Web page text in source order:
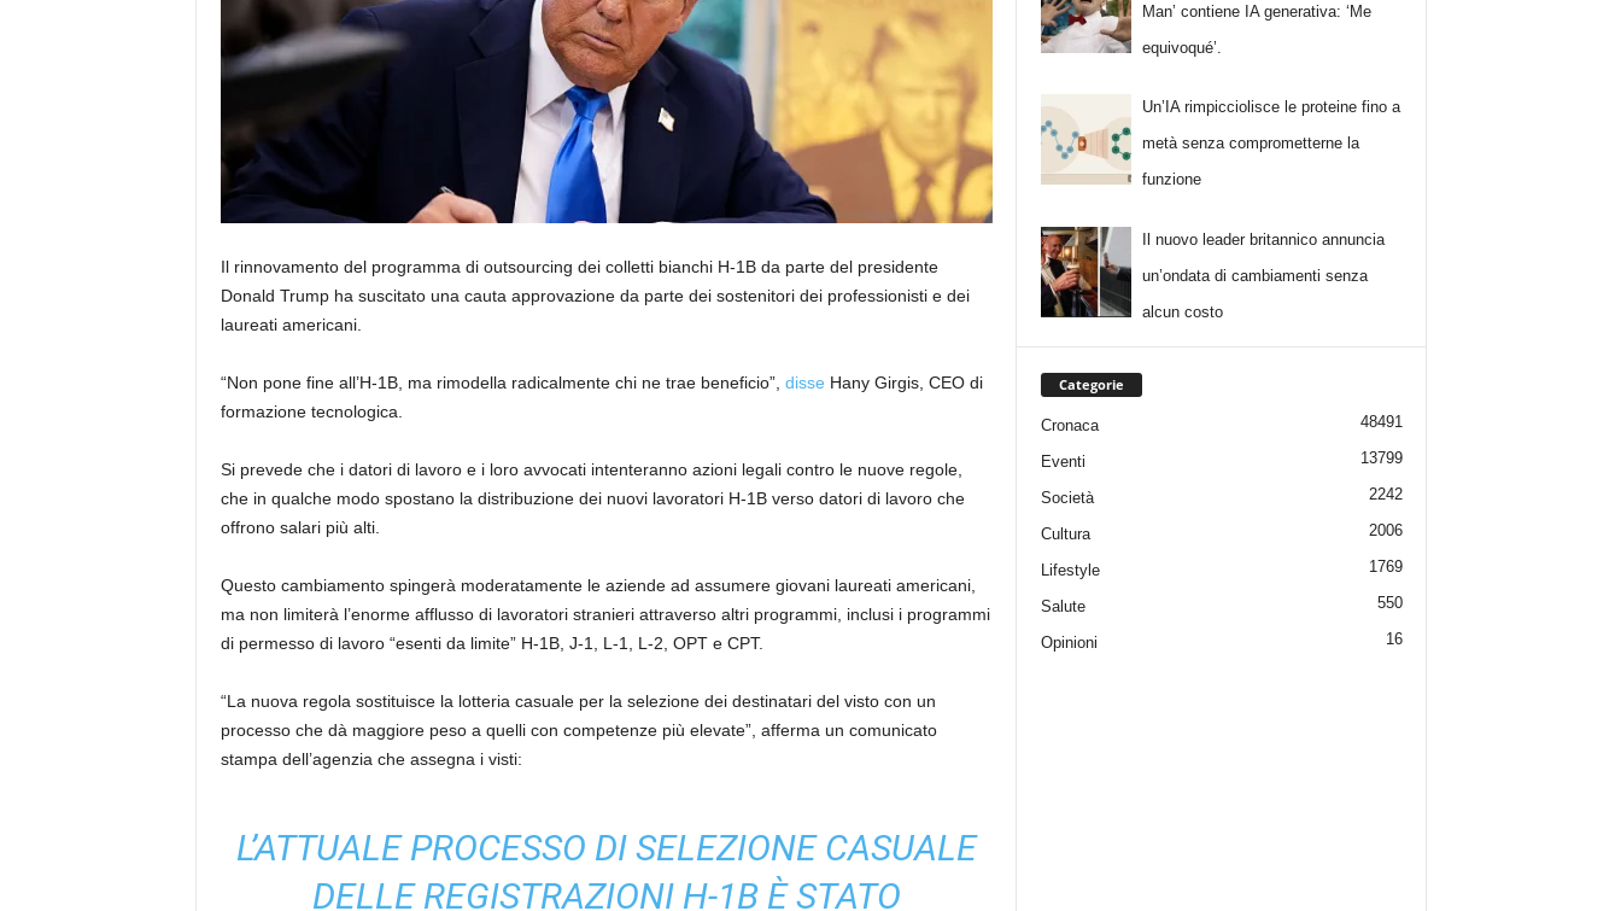
Il rinnovamento del programma di outsourcing dei colletti bianchi H-1B da parte del presidente
Donald Trump ha suscitato una cauta approvazione da parte dei sostenitori dei professionisti e dei
laureati americani.
“Non pone fine all’H-1B, ma rimodella radicalmente chi ne trae beneficio”, disse Hany Girgis, CEO di
formazione tecnologica.
Si prevede che i datori di lavoro e i loro avvocati intenteranno azioni legali contro le nuove regole,
che in qualche modo spostano la distribuzione dei nuovi lavoratori H-1B verso datori di lavoro che
offrono salari più alti.
Questo cambiamento spingerà moderatamente le aziende ad assumere giovani laureati americani,
ma non limiterà l’enorme afflusso di lavoratori stranieri attraverso altri programmi, inclusi i programmi
di permesso di lavoro “esenti da limite” H-1B, J-1, L-1, L-2, OPT e CPT.
“La nuova regola sostituisce la lotteria casuale per la selezione dei destinatari del visto con un
processo che dà maggiore peso a quelli con competenze più elevate”, afferma un comunicato
stampa dell’agenzia che assegna i visti:
L’ATTUALE PROCESSO DI SELEZIONE CASUALE
DELLE REGISTRAZIONI H-1B È STATO
Man’ contiene IA generativa: ‘Me
equivoqué’.
Un’IA rimpicciolisce le proteine fino a
metà senza comprometterne la
funzione
Il nuovo leader britannico annuncia
un’ondata di cambiamenti senza
alcun costo
Categorie
Cronaca 48491
Eventi 13799
Società 2242
Cultura 2006
Lifestyle 1769
Salute 550
Opinioni 16